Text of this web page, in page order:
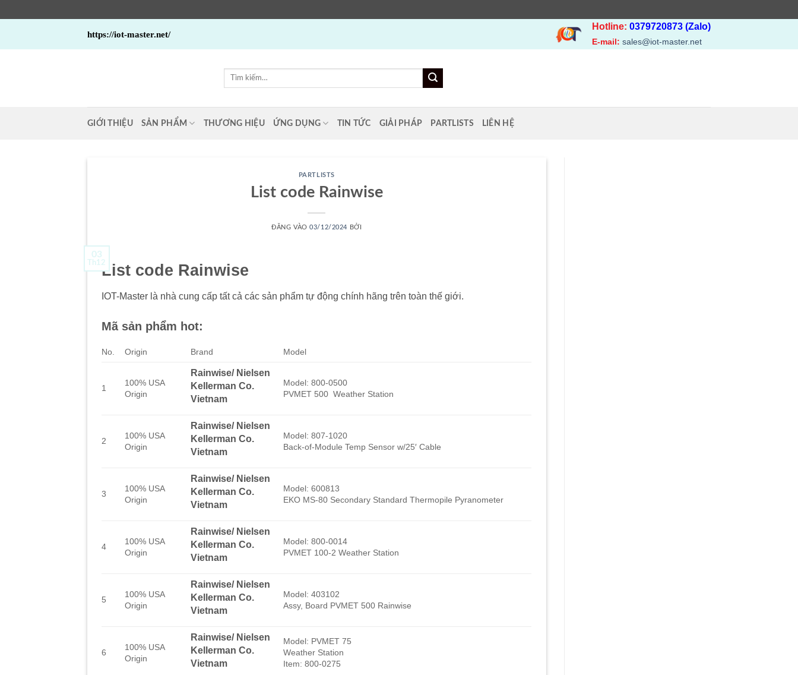
https://iot-master.net/
Hotline: 0379720873 (Zalo)
E-mail: sales@iot-master.net
Tìm
GIỚI THIỆU SẢN PHẨM THƯƠNG HIỆU ỨNG DỤNG TIN TỨC GIẢI PHÁP PARTLISTS LIÊN HỆ
PARTLISTS
List code Rainwise
ĐĂNG VÀO03/12/2024 BỞI
03
Th12List code Rainwise
IOT-Master là nhà cung cấp tất cả các sản phẩm tự động chính hãng trên toàn thế giới.
Mã sản phẩm hot:
No. Origin Brand Model
1
100% USA
Origin
Rainwise/ Nielsen
Kellerman Co.
Vietnam
Model: 800-0500
PVMET 500 Weather Station
2
100% USA
Origin
Rainwise/ Nielsen
Kellerman Co.
Vietnam
Model: 807-1020
Back-of-Module Temp Sensor w/25′ Cable
3
100% USA
Origin
Rainwise/ Nielsen
Kellerman Co.
Vietnam
Model: 600813
EKO MS-80 Secondary Standard Thermopile Pyranometer
4
100% USA
Origin
Rainwise/ Nielsen
Kellerman Co.
Vietnam
Model: 800-0014
PVMET 100-2 Weather Station
5
100% USA
Origin
Rainwise/ Nielsen
Kellerman Co.
Vietnam
Model: 403102
Assy, Board PVMET 500 Rainwise
6
100% USA
Origin
Rainwise/ Nielsen
Kellerman Co.
Vietnam
Model: PVMET 75
Weather Station
Item: 800-0275